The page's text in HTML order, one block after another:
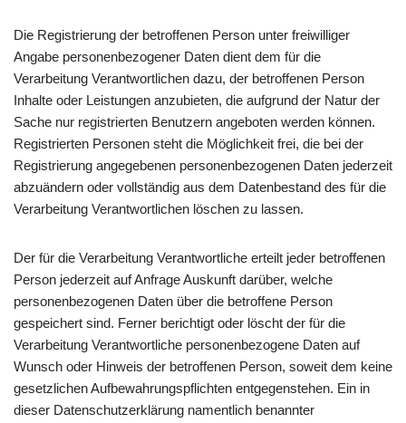
Die Registrierung der betroffenen Person unter freiwilliger
Angabe personenbezogener Daten dient dem für die
Verarbeitung Verantwortlichen dazu, der betroffenen Person
Inhalte oder Leistungen anzubieten, die aufgrund der Natur der
Sache nur registrierten Benutzern angeboten werden können.
Registrierten Personen steht die Möglichkeit frei, die bei der
Registrierung angegebenen personenbezogenen Daten jederzeit
abzuändern oder vollständig aus dem Datenbestand des für die
Verarbeitung Verantwortlichen löschen zu lassen.
Der für die Verarbeitung Verantwortliche erteilt jeder betroffenen
Person jederzeit auf Anfrage Auskunft darüber, welche
personenbezogenen Daten über die betroffene Person
gespeichert sind. Ferner berichtigt oder löscht der für die
Verarbeitung Verantwortliche personenbezogene Daten auf
Wunsch oder Hinweis der betroffenen Person, soweit dem keine
gesetzlichen Aufbewahrungspflichten entgegenstehen. Ein in
dieser Datenschutzerklärung namentlich benannter